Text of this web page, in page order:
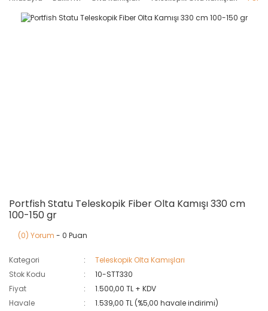
Portfish Statu Teleskopik Fiber Olta Kamışı 330 cm
100-150 gr
(0) Yorum - 0 Puan
Kategori
Teleskopik Olta Kamışları
Stok Kodu
10-STT330
Fiyat
1.500,00 TL + KDV
Havale
1.539,00 TL (%5,00 havale indirimi)